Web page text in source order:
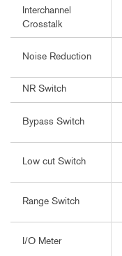
Interchannel
Crosstalk
Noise Reduction
NR Switch
Bypass Switch
Low cut Switch
Range Switch
I/O Meter